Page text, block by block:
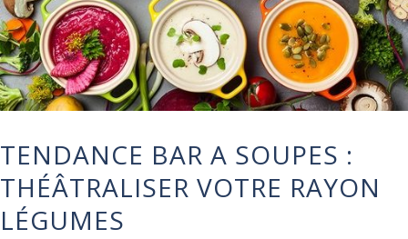
TENDANCE BAR A SOUPES :
THÉÂTRALISER VOTRE RAYON
LÉGUMES